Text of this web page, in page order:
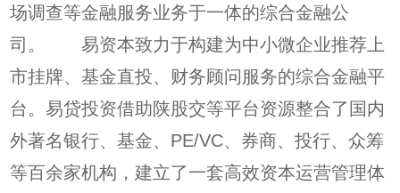
场调查等金融服务业务于一体的综合金融公
司。 易资本致力于构建为中小微企业推荐上
市挂牌、基金直投、财务顾问服务的综合金融平
台。易贷投资借助陕股交等平台资源整合了国内
外著名银行、基金、PE/VC、券商、投行、众筹
等百余家机构，建立了一套高效资本运营管理体